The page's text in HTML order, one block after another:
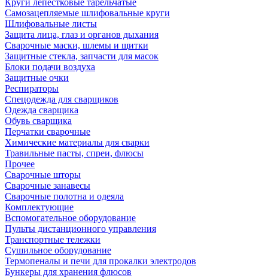
Круги лепестковые тарельчатые
Самозацепляемые шлифовальные круги
Шлифовальные листы
Защита лица, глаз и органов дыхания
Сварочные маски, шлемы и щитки
Защитные стекла, запчасти для масок
Блоки подачи воздуха
Защитные очки
Респираторы
Спецодежда для сварщиков
Одежда сварщика
Обувь сварщика
Перчатки сварочные
Химические материалы для сварки
Травильные пасты, спреи, флюсы
Прочее
Сварочные шторы
Сварочные занавесы
Сварочные полотна и одеяла
Комплектующие
Вспомогательное оборудование
Пульты дистанционного управления
Транспортные тележки
Сушильное оборудование
Термопеналы и печи для прокалки электродов
Бункеры для хранения флюсов